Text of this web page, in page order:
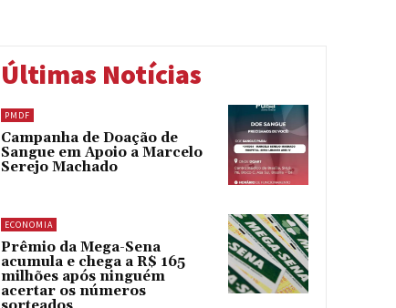
Últimas Notícias
PMDF
Campanha de Doação de
Sangue em Apoio a Marcelo
Serejo Machado
ECONOMIA
Prêmio da Mega-Sena
acumula e chega a R$ 165
milhões após ninguém
acertar os números